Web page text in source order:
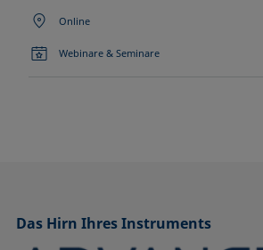
Online
Webinare & Seminare
Das Hirn Ihres Instruments